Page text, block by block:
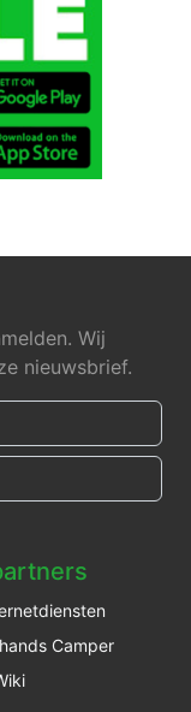
Wij
nieuwsbrief.
Camper